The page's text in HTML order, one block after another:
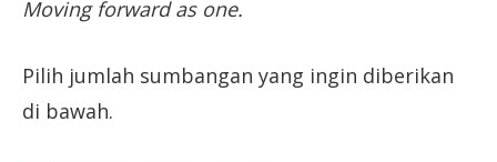
Moving forward as one.
Pilih jumlah sumbangan yang ingin diberikan
di bawah.